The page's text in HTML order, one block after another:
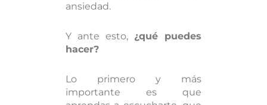
ansiedad.
Y ante esto, ¿qué puedes
hacer?
Lo primero y más
importante es que